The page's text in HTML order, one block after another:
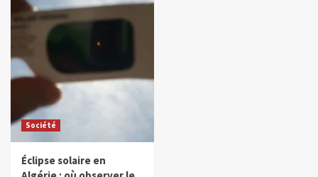
Société
Éclipse solaire en